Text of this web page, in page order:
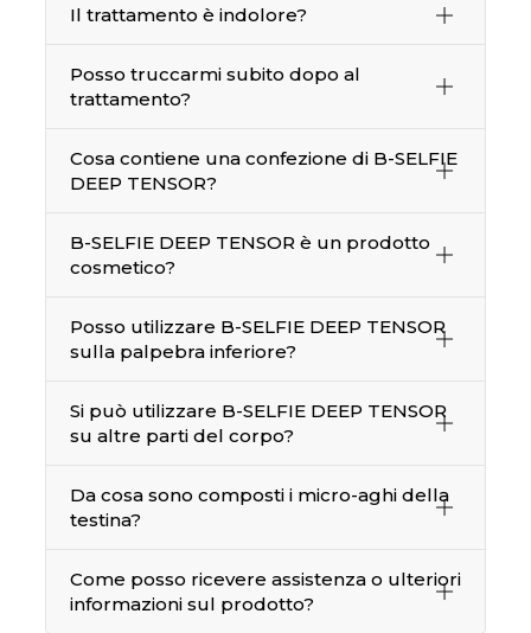
Il trattamento è indolore?
Posso truccarmi subito dopo al
trattamento?
Cosa contiene una confezione di B-SELFIE
DEEP TENSOR?
B-SELFIE DEEP TENSOR è un prodotto
cosmetico?
Posso utilizzare B-SELFIE DEEP TENSOR
sulla palpebra inferiore?
Si può utilizzare B-SELFIE DEEP TENSOR
su altre parti del corpo?
Da cosa sono composti i micro-aghi della
testina?
Come posso ricevere assistenza o ulteriori
informazioni sul prodotto?